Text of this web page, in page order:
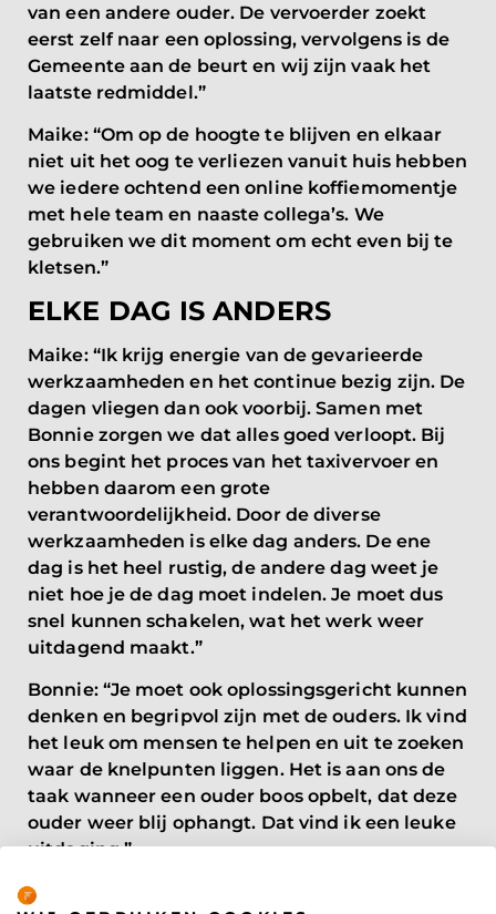
van een andere ouder. De vervoerder zoekt
eerst zelf naar een oplossing, vervolgens is de
Gemeente aan de beurt en wij zijn vaak het
laatste redmiddel.”
Maike: “Om op de hoogte te blijven en elkaar
niet uit het oog te verliezen vanuit huis hebben
we iedere ochtend een online koffiemomentje
met hele team en naaste collega’s. We
gebruiken we dit moment om echt even bij te
kletsen.”
ELKE DAG IS ANDERS
Maike: “Ik krijg energie van de gevarieerde
werkzaamheden en het continue bezig zijn. De
dagen vliegen dan ook voorbij. Samen met
Bonnie zorgen we dat alles goed verloopt. Bij
ons begint het proces van het taxivervoer en
hebben daarom een grote
verantwoordelijkheid. Door de diverse
werkzaamheden is elke dag anders. De ene
dag is het heel rustig, de andere dag weet je
niet hoe je de dag moet indelen. Je moet dus
snel kunnen schakelen, wat het werk weer
uitdagend maakt.”
Bonnie: “Je moet ook oplossingsgericht kunnen
denken en begripvol zijn met de ouders. Ik vind
het leuk om mensen te helpen en uit te zoeken
waar de knelpunten liggen. Het is aan ons de
taak wanneer een ouder boos opbelt, dat deze
ouder weer blij ophangt. Dat vind ik een leuke
uitdaging.”
ONTWIKKELEN EN NIET